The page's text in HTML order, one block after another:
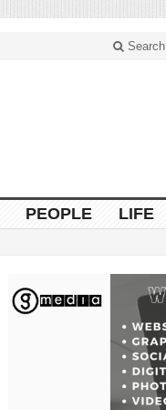
Search
PEOPLE LIFE